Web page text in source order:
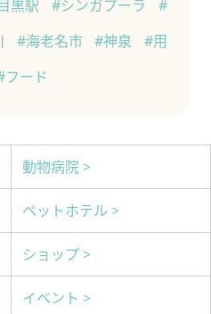
黒駅 #シンガプーラ
#
#海老名市 #神泉
#用
フード
動物病院 >
ペットホテル >
ショップ >
イベント >